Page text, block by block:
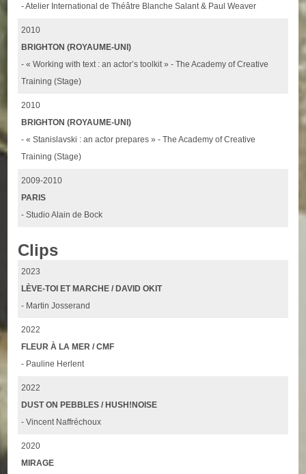
- Atelier International de Théâtre Blanche Salant & Paul Weaver
2010
BRIGHTON (ROYAUME-UNI)
- « Working with text : an actor’s toolkit » - The Academy of Creative
Training (Stage)
2010
BRIGHTON (ROYAUME-UNI)
- « Stanislavski : an actor prepares » - The Academy of Creative
Training (Stage)
2009-2010
PARIS
- Studio Alain de Bock
Clips
2023
LÈVE-TOI ET MARCHE / DAVID OKIT
- Martin Josserand
2022
FLEUR À LA MER / CMF
- Pauline Herlent
2022
DUST ON PEBBLES / HUSH!NOISE
- Vincent Naffréchoux
2020
MIRAGE